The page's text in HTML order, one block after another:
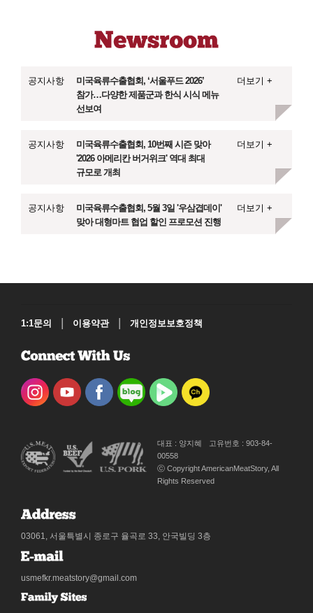
공지사항
미국육류수출협회, ‘서울푸드 2026’
참가…다양한 제품군과 한식 시식 메뉴
선보여
더보기 +
공지사항
미국육류수출협회, 10번째 시즌 맞아
'2026 아메리칸 버거위크' 역대 최대
규모로 개최
더보기 +
공지사항
미국육류수출협회, 5월 3일 '우삼겹데이'
맞아 대형마트 협업 할인 프로모션 진행
더보기 +
1:1문의 이용약관 개인정보보호정책
대표 : 양지혜
고유번호 : 903-84-
00558
ⓒ Copyright AmericanMeatStory, All
Rights Reserved
03061, 서울특별시 종로구 율곡로 33, 안국빌딩 3층
usmefkr.meatstory@gmail.com